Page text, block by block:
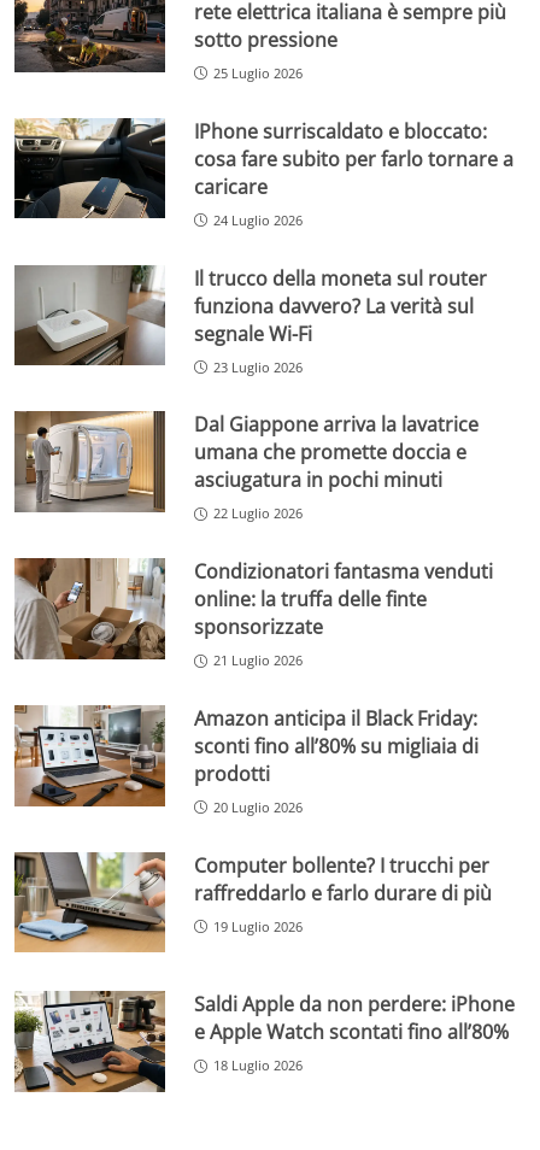
rete elettrica italiana è sempre più
sotto pressione
25 Luglio 2026
IPhone surriscaldato e bloccato:
cosa fare subito per farlo tornare a
caricare
24 Luglio 2026
Il trucco della moneta sul router
funziona davvero? La verità sul
segnale Wi-Fi
23 Luglio 2026
Dal Giappone arriva la lavatrice
umana che promette doccia e
asciugatura in pochi minuti
22 Luglio 2026
Condizionatori fantasma venduti
online: la truffa delle finte
sponsorizzate
21 Luglio 2026
Amazon anticipa il Black Friday:
sconti fino all’80% su migliaia di
prodotti
20 Luglio 2026
Computer bollente? I trucchi per
raffreddarlo e farlo durare di più
19 Luglio 2026
Saldi Apple da non perdere: iPhone
e Apple Watch scontati fino all’80%
18 Luglio 2026